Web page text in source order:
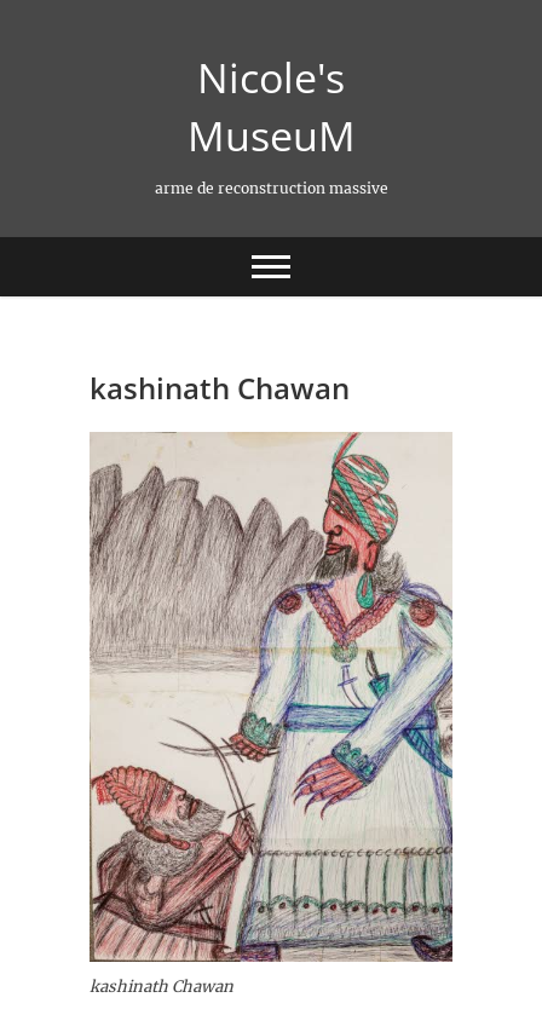
Nicole's
MuseuM
arme de reconstruction massive
kashinath Chawan
kashinath Chawan